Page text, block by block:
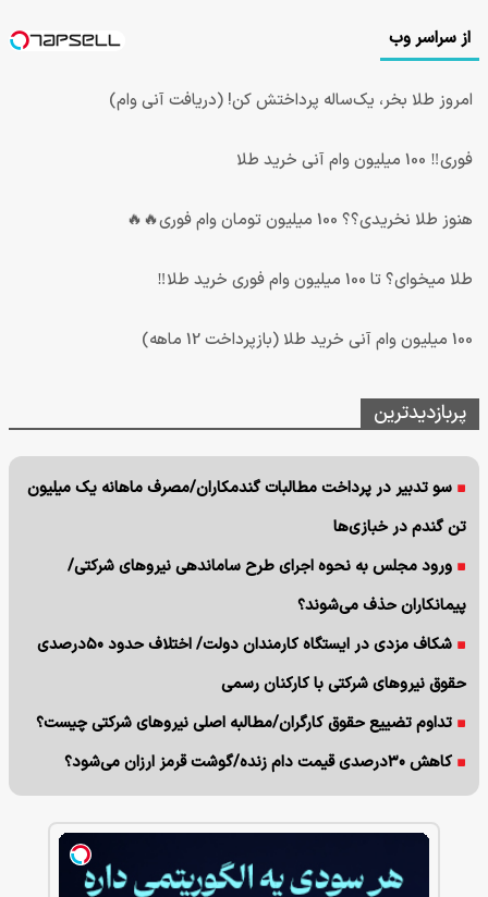
از سراسر وب
امروز طلا بخر، یک‌ساله پرداختش کن! (دریافت آنی وام)
فوری‼️ 100 میلیون وام آنی خرید طلا
هنوز طلا نخریدی؟؟ 100 میلیون تومان وام فوری🔥🔥
طلا میخوای؟ تا 100 میلیون وام فوری خرید طلا‼️
100 میلیون وام آنی خرید طلا (بازپرداخت 12 ماهه)
پربازدیدترین
سو تدبیر در پرداخت مطالبات گندمکاران/مصرف ماهانه یک میلیون
تن گندم در خبازی‌ها
ورود مجلس به نحوه اجرای طرح ساماندهی نیروهای شرکتی/
پیمانکاران حذف می‌شوند؟
شکاف مزدی در ایستگاه کارمندان دولت/ اختلاف حدود ۵۰درصدی
حقوق نیروهای شرکتی با کارکنان رسمی
تداوم تضییع حقوق کارگران/مطالبه اصلی نیروهای شرکتی چیست؟
کاهش ۳۰درصدی قیمت دام زنده/گوشت قرمز ارزان می‌شود؟